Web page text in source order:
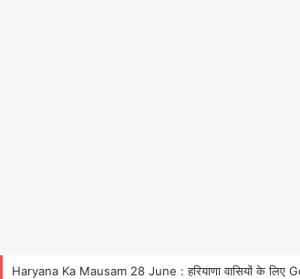
Haryana Ka Mausam 28 June : हरियाणा वासियों के लिए